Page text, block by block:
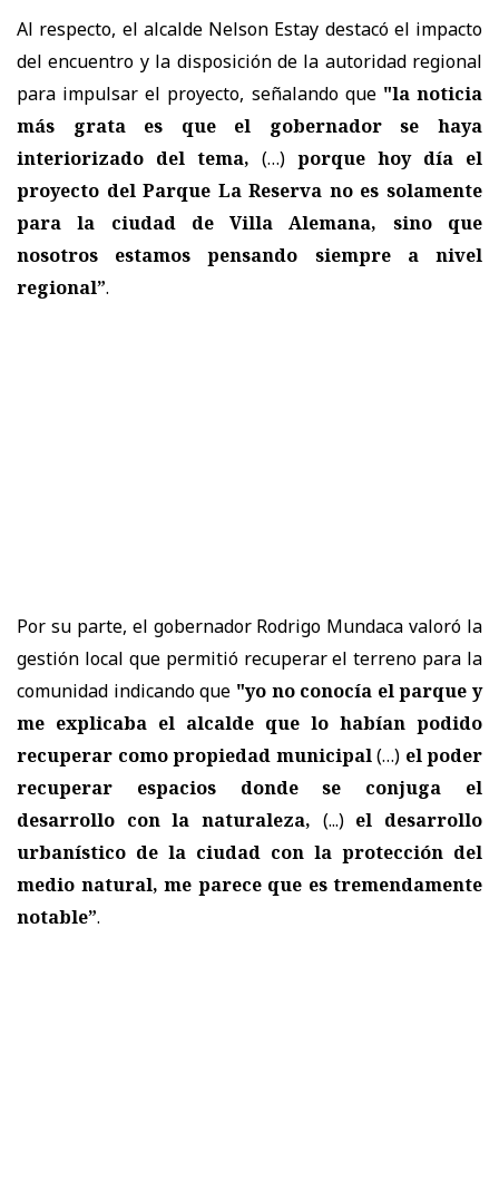
Al respecto, el alcalde Nelson Estay destacó el impacto
del encuentro y la disposición de la autoridad regional
para impulsar el proyecto, señalando que "la noticia
más grata es que el gobernador se haya
interiorizado del tema, (…) porque hoy día el
proyecto del Parque La Reserva no es solamente
para la ciudad de Villa Alemana, sino que
nosotros estamos pensando siempre a nivel
regional”.
Por su parte, el gobernador Rodrigo Mundaca valoró la
gestión local que permitió recuperar el terreno para la
comunidad indicando que "yo no conocía el parque y
me explicaba el alcalde que lo habían podido
recuperar como propiedad municipal(…) el poder
recuperar espacios donde se conjuga el
desarrollo con la naturaleza, (...)el desarrollo
urbanístico de la ciudad con la protección del
medio natural, me parece que es tremendamente
notable”.